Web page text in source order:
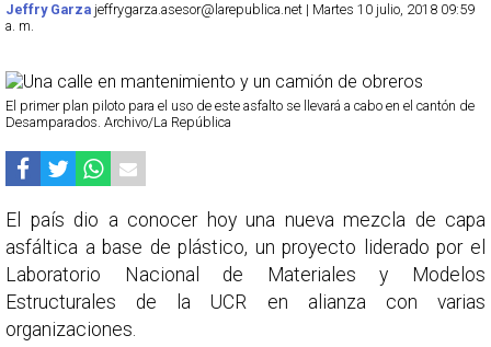
Jeffry Garza jeffrygarza.asesor@larepublica.net | Martes 10 julio, 2018 09:59
a. m.
El primer plan piloto para el uso de este asfalto se llevará a cabo en el cantón de
Desamparados. Archivo/La República
El país dio a conocer hoy una nueva mezcla de capa
asfáltica a base de plástico, un proyecto liderado por el
Laboratorio Nacional de Materiales y Modelos
Estructurales de la UCR en alianza con varias
organizaciones.